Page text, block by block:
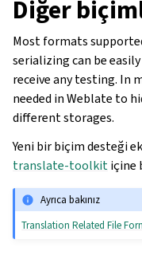
Diğer
Most formats
serializing can be
receive any testing. In
needed in Weblate to
different storages.
Yeni bir biçim desteği
translate-toolkitiçine
Ayrıca bakınız
Translation Related File